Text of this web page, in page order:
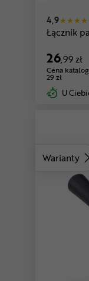
4,9
Łącznik
26,99 zł
Cena
29 zł
U
Warianty